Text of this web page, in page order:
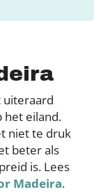
uiteraard
het eiland.
niet te druk
beter als
is. Lees
Madeira.